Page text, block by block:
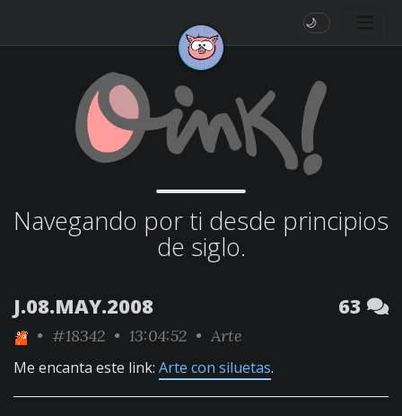
🌙
Navegando por ti desde principios
de siglo.
J.08.MAY.2008 63
• #18342 • 13:04:52 • Arte
Me encanta este link: Arte con siluetas.